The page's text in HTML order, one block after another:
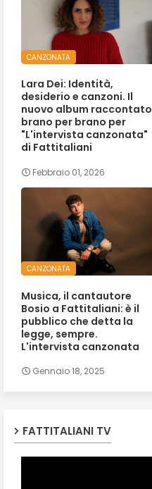
CANZONATA
Lara Dei: Identità,
desiderio e canzoni. Il
nuovo album raccontato
brano per brano per
"L'intervista canzonata"
di Fattitaliani
Febbraio 01, 2026
CANZONATA
Musica, il cantautore
Bosio a Fattitaliani: è il
pubblico che detta la
legge, sempre.
L'intervista canzonata
Gennaio 18, 2025
FATTITALIANI TV